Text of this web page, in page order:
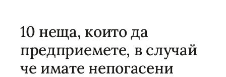
10 неща, които да
предприемете, в случай
че имате непогасени